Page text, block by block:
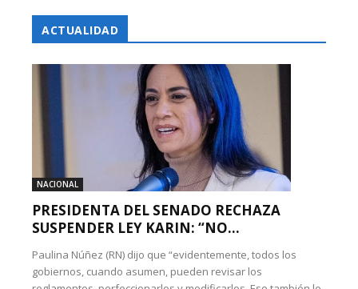
ACTUALIDAD
NACIONAL
PRESIDENTA DEL SENADO RECHAZA
SUSPENDER LEY KARIN: “NO...
Paulina Núñez (RN) dijo que “evidentemente, todos los
gobiernos, cuando asumen, pueden revisar los